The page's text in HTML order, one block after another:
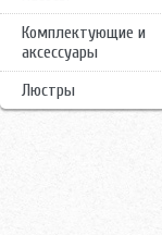
Комплектующие и
аксессуары
Люстры